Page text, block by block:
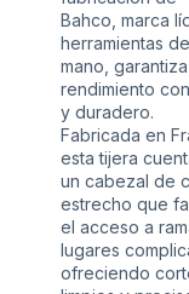
Bahco, marca
herramientas de
mano,
rendimiento
y duradero.
Fabricada en
esta tijera
un cabezal de
estrecho que
el acceso a
lugares
ofreciendo